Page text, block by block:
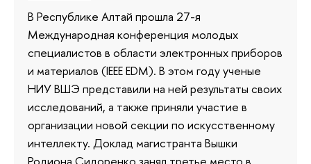
В Республике Алтай прошла 27-я
Международная конференция молодых
специалистов в области электронных приборов
и материалов (IEEE EDM). В этом году ученые
НИУ ВШЭ представили на ней результаты своих
исследований, а также приняли участие в
организации новой секции по искусственному
интеллекту. Доклад магистранта Вышки